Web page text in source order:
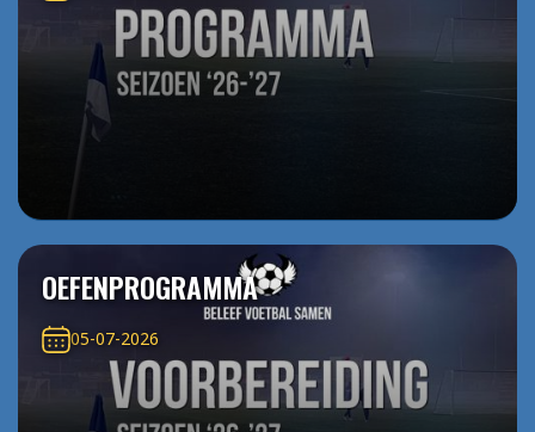
OEFENPROGRAMMA
05-07-2026